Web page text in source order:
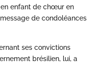
en enfant de chœur en
de condoléances
ses convictions
brésilien, lui, a